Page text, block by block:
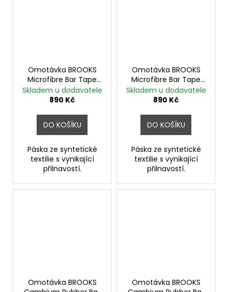
Omotávka BROOKS
Microfibre Bar Tape
BROWN
Skladem u dodavatele
890 Kč
DO KOŠÍKU
Páska ze syntetické
textilie s vynikající
přilnavostí.
Omotávka BROOKS
Microfibre Bar Tape
HONEY
Skladem u dodavatele
890 Kč
DO KOŠÍKU
Páska ze syntetické
textilie s vynikající
přilnavostí.
Omotávka BROOKS
Omotávka BROOKS